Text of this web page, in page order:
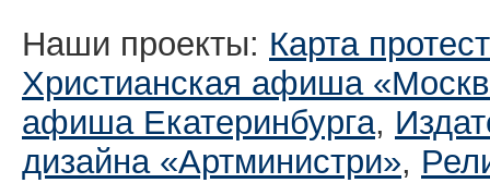
Наши проекты: Карта
Христианская афиша
афиша Екатеринбургa,
дизайна «Артминистри»,